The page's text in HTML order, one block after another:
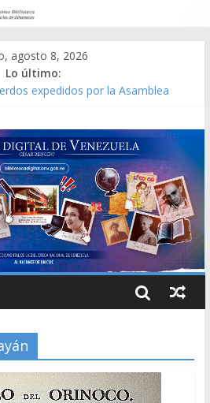
agosto 8, 2026
Lo último:
expedidos por la Asamblea
gráfico]
de Venezuela año CXXXIII Mes V,
N° 38.394
de Modesta Bor